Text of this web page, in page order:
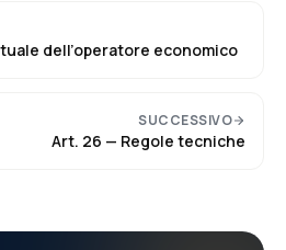
dell’operatore economico
SUCCESSIVO
Art. 26 — Regole tecniche